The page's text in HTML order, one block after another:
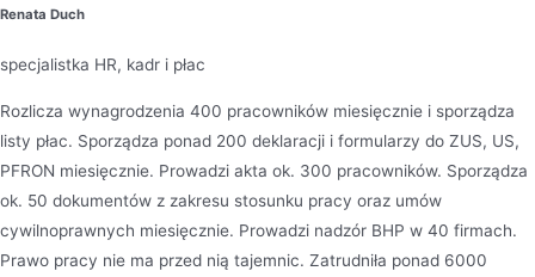
Renata Duch
specjalistka HR, kadr i płac
Rozlicza wynagrodzenia 400 pracowników miesięcznie i sporządza
listy płac. Sporządza ponad 200 deklaracji i formularzy do ZUS, US,
PFRON miesięcznie. Prowadzi akta ok. 300 pracowników. Sporządza
ok. 50 dokumentów z zakresu stosunku pracy oraz umów
cywilnoprawnych miesięcznie. Prowadzi nadzór BHP w 40 firmach.
Prawo pracy nie ma przed nią tajemnic. Zatrudniła ponad 6000